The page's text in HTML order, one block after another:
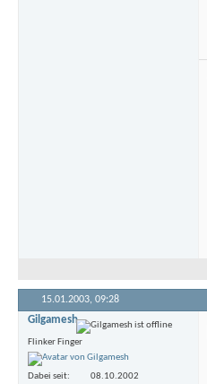
15.01.2003, 09:28
Gilgamesh
Flinker Finger
Dabei seit
08.10.2002